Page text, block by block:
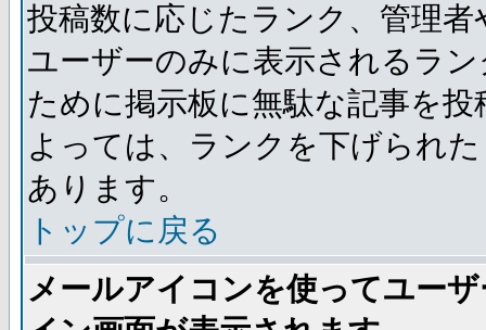
投稿数に応じたランク、管理
ユーザーのみに表示されるラ
ために掲示板に無駄な記事を
よっては、ランクを下げられ
あります。
トップに戻る
メールアイコンを使ってユー